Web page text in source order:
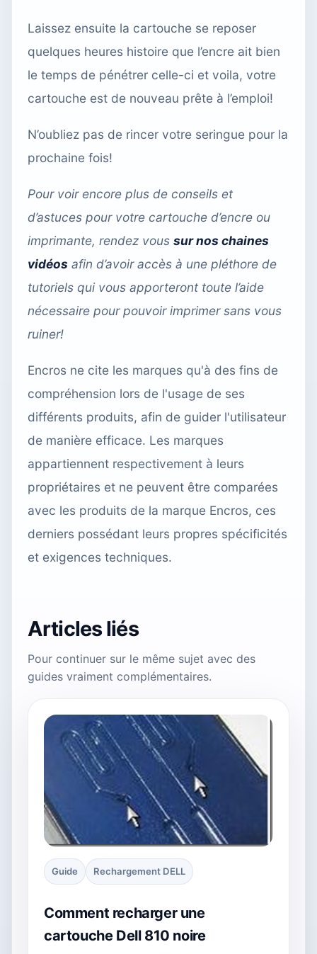
Laissez ensuite la cartouche se reposer
quelques heures histoire que l’encre ait bien
le temps de pénétrer celle-ci et voila, votre
cartouche est de nouveau prête à l’emploi!
N’oubliez pas de rincer votre seringue pour la
prochaine fois!
Pour voir encore plus de conseils et
d’astuces pour votre cartouche d’encre ou
imprimante, rendez vous sur nos chaines
vidéos afin d’avoir accès à une pléthore de
tutoriels qui vous apporteront toute l’aide
nécessaire pour pouvoir imprimer sans vous
ruiner!
Encros ne cite les marques qu'à des fins de
compréhension lors de l'usage de ses
différents produits, afin de guider l'utilisateur
de manière efficace. Les marques
appartiennent respectivement à leurs
propriétaires et ne peuvent être comparées
avec les produits de la marque Encros, ces
derniers possédant leurs propres spécificités
et exigences techniques.
Articles liés
Pour continuer sur le même sujet avec des
guides vraiment complémentaires.
Guide Rechargement DELL
Comment recharger une
cartouche Dell 810 noire